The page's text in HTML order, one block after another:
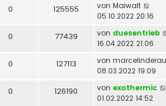
0 125555 von Maiwalt
05.10.2022 20:16
0 77439 von duesentrieb
16.04.2022 21:06
0 127113 von marcelinderau
08.03.2022 19:09
0 126190 von exothermic
01.02.2022 14:52